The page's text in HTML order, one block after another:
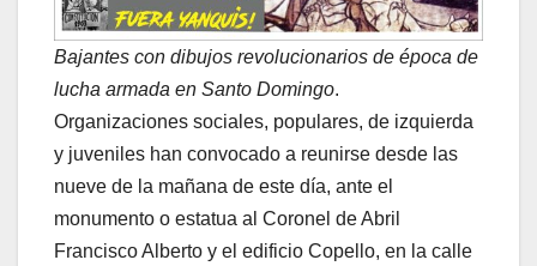
Bajantes con dibujos revolucionarios de época de
lucha armada en Santo Domingo.
Organizaciones sociales, populares, de izquierda
y juveniles han convocado a reunirse desde las
nueve de la mañana de este día, ante el
monumento o estatua al Coronel de Abril
Francisco Alberto y el edificio Copello, en la calle